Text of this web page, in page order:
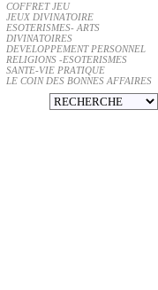
COFFRET JEU
JEUX DIVINATOIRE
ESOTERISMES- ARTS
DIVINATOIRES
DEVELOPPEMENT PERSONNEL
RELIGIONS -ESOTERISMES
SANTE-VIE PRATIQUE
LE COIN DES BONNES AFFAIRES